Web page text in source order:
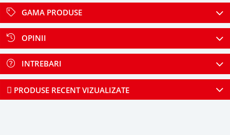
GAMA PRODUSE
OPINII
INTREBARI
PRODUSE RECENT VIZUALIZATE